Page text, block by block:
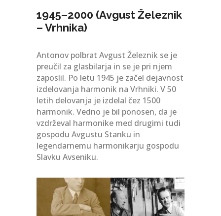
1945–2000 (Avgust Železnik
– Vrhnika)
Antonov polbrat Avgust Železnik se je
preučil za glasbilarja in se je pri njem
zaposlil. Po letu 1945 je začel dejavnost
izdelovanja harmonik na Vrhniki. V 50
letih delovanja je izdelal čez 1500
harmonik. Vedno je bil ponosen, da je
vzdrževal harmonike med drugimi tudi
gospodu Avgustu Stanku in
legendarnemu harmonikarju gospodu
Slavku Avseniku.